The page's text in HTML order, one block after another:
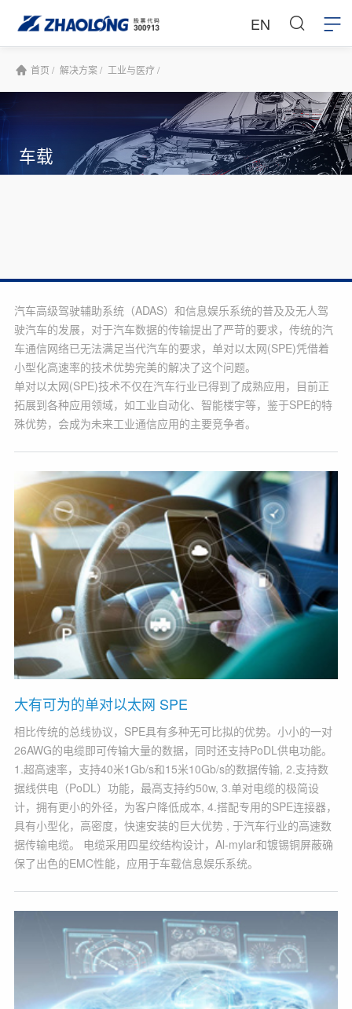
EN
首页 / 解决方案 / 工业与医疗 /
车载
汽车高级驾驶辅助系统（ADAS）和信息娱乐系统的普及及无人驾
驶汽车的发展，对于汽车数据的传输提出了严苛的要求，传统的汽
车通信网络已无法满足当代汽车的要求，单对以太网(SPE)凭借着
小型化高速率的技术优势完美的解决了这个问题。
单对以太网(SPE)技术不仅在汽车行业已得到了成熟应用，目前正
拓展到各种应用领域，如工业自动化、智能楼宇等，鉴于SPE的特
殊优势，会成为未来工业通信应用的主要竞争者。
大有可为的单对以太网 SPE
相比传统的总线协议，SPE具有多种无可比拟的优势。小小的一对
26AWG的电缆即可传输大量的数据，同时还支持PoDL供电功能。
1.超高速率，支持40米1Gb/s和15米10Gb/s的数据传输, 2.支持数
据线供电（PoDL）功能，最高支持约50w, 3.单对电缆的极简设
计，拥有更小的外径，为客户降低成本, 4.搭配专用的SPE连接器，
具有小型化，高密度，快速安装的巨大优势 , 于汽车行业的高速数
据传输电缆。 电缆采用四星绞结构设计，Al-mylar和镀锡铜屏蔽确
保了出色的EMC性能，应用于车载信息娱乐系统。